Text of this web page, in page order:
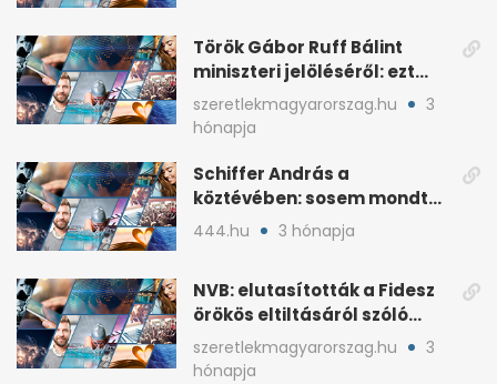
Török Gábor Ruff Bálint
miniszteri jelöléséről: ezt
írta a posztjában
szeretlekmagyarorszag.hu
3
hónapja
Schiffer András a
köztévében: sosem mondta,
ki fog nyerni
444.hu 3 hónapja
NVB: elutasították a Fidesz
örökös eltiltásáról szóló
népszavazást
szeretlekmagyarorszag.hu
3
hónapja